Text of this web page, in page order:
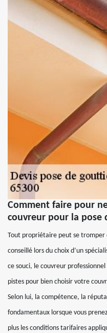
Comment faire pour
couvreur pour la pose
Tout propriétaire peut se tromper
conseillé lors du choix d’un
ce souci, le couvreur
pistes pour bien choisir votre
Selon lui, la compétence, la
fondamentaux lorsque vous
plus les conditions tarifaires